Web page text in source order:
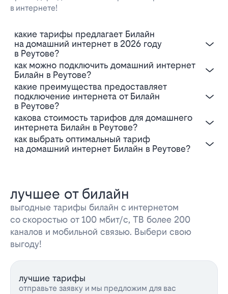
в интернете!
Какие тарифы предлагает Билайн
на домашний интернет в 2026 году
в Реутове?
Как можно подключить домашний интернет
Билайн в Реутове?
Какие преимущества предоставляет
подключение интернета от Билайн
в Реутове?
Какова стоимость тарифов для домашнего
интернета Билайн в Реутове?
Как выбрать оптимальный тариф
на домашний интернет Билайн в Реутове?
лучшее от билайн
выгодные тарифы билайн с интернетом
со скоростью от 100 мбит/с, ТВ более 200
каналов и мобильной связью. Выбери свою
выгоду!
лучшие тарифы
отправьте заявку и мы предложим для вас